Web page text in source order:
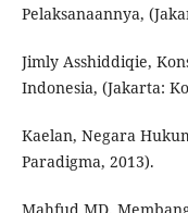
Pelaksanaannya,
Jimly Asshiddiqie,
Indonesia, (Jakarta:
Kaelan, Negara
Paradigma, 2013).